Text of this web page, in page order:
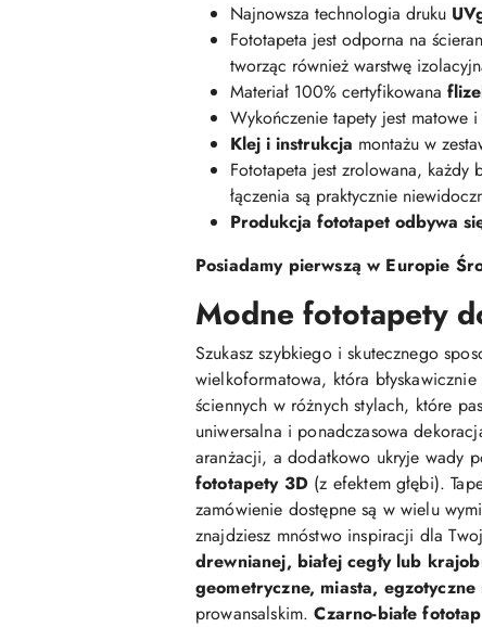
Najnowsza technologia druku
Fototapeta jest odporna na
tworząc również warstwę
Materiał 100% certyfikowana
Wykończenie tapety jest matowe
Klej i instrukcja montażu w
Fototapeta jest zrolowana, każdy
łączenia są praktycznie
Produkcja fototapet odbywa
Posiadamy pierwszą w Europie
Modne fototapety
Szukasz szybkiego i skutecznego
wielkoformatowa, która
ściennych w różnych stylach, które
uniwersalna i ponadczasowa
aranżacji, a dodatkowo ukryje wady
fototapety 3D (z efektem głębi).
zamówienie dostępne są w wielu
znajdziesz mnóstwo inspiracji dla
drewnianej, białej cegły lub
geometryczne, miasta,
prowansalskim.Czarno-białe